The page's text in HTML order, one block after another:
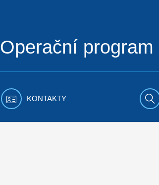
Operační program
KONTAKTY